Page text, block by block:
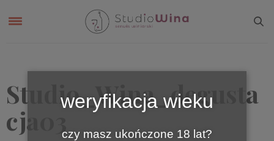
Studio_Wina_degusta
cja03
weryfikacja wieku
czy masz ukończone 18 lat?